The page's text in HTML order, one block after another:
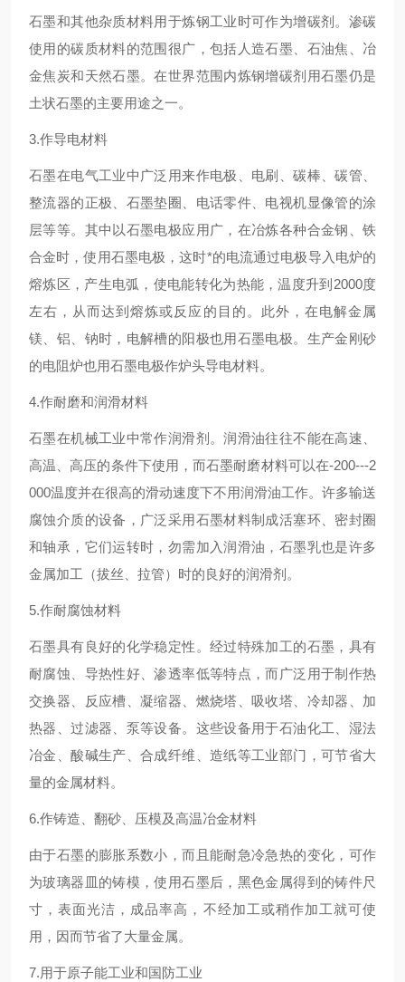
石墨和其他杂质材料用于炼钢工业时可作为增碳剂。渗碳
使用的碳质材料的范围很广，包括人造石墨、石油焦、冶
金焦炭和天然石墨。在世界范围内炼钢增碳剂用石墨仍是
土状石墨的主要用途之一。
3.作导电材料
石墨在电气工业中广泛用来作电极、电刷、碳棒、碳管、
整流器的正极、石墨垫圈、电话零件、电视机显像管的涂
层等等。其中以石墨电极应用广，在冶炼各种合金钢、铁
合金时，使用石墨电极，这时*的电流通过电极导入电炉的
熔炼区，产生电弧，使电能转化为热能，温度升到2000度
左右，从而达到熔炼或反应的目的。此外，在电解金属
镁、铝、钠时，电解槽的阳极也用石墨电极。生产金刚砂
的电阻炉也用石墨电极作炉头导电材料。
4.作耐磨和润滑材料
石墨在机械工业中常作润滑剂。润滑油往往不能在高速、
高温、高压的条件下使用，而石墨耐磨材料可以在-200---2
000温度并在很高的滑动速度下不用润滑油工作。许多输送
腐蚀介质的设备，广泛采用石墨材料制成活塞环、密封圈
和轴承，它们运转时，勿需加入润滑油，石墨乳也是许多
金属加工（拔丝、拉管）时的良好的润滑剂。
5.作耐腐蚀材料
石墨具有良好的化学稳定性。经过特殊加工的石墨，具有
耐腐蚀、导热性好、渗透率低等特点，而广泛用于制作热
交换器、反应槽、凝缩器、燃烧塔、吸收塔、冷却器、加
热器、过滤器、泵等设备。这些设备用于石油化工、湿法
冶金、酸碱生产、合成纤维、造纸等工业部门，可节省大
量的金属材料。
6.作铸造、翻砂、压模及高温冶金材料
由于石墨的膨胀系数小，而且能耐急冷急热的变化，可作
为玻璃器皿的铸模，使用石墨后，黑色金属得到的铸件尺
寸，表面光洁，成品率高，不经加工或稍作加工就可使
用，因而节省了大量金属。
7.用于原子能工业和国防工业